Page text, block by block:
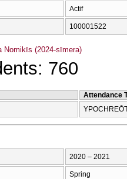
Actif
100001522
Nomikīs (2024-sīmera)
760
Attendance
2020 – 2021
Spring